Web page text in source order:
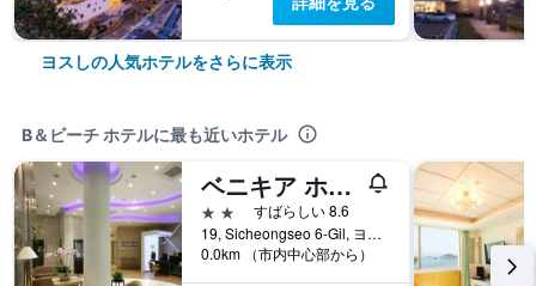
ヨスしの人気ホテルをさらに表示
B＆ビーチ ホテルに最も近いホテル
ベニキア ホテル ヨス
2つ星
すばらしい 8.6
19, Sicheongseo 6-Gil, ヨスし, 韓国
0.0km （市内中心部から）